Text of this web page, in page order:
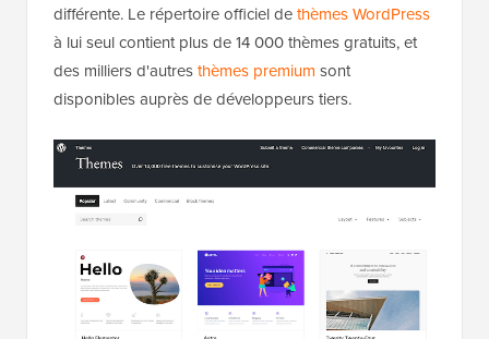
différente. Le répertoire officiel dethèmes WordPress
à lui seul contient plus de 14 000 thèmes gratuits, et
des milliers d'autresthèmes premium sont
disponibles auprès de développeurs tiers.